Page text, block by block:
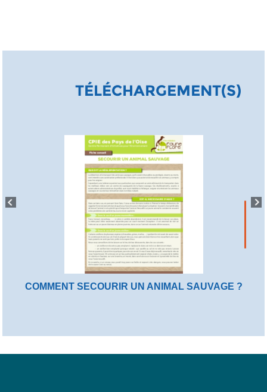
TÉLÉCHARGEMENT(S)
COMMENT SECOURIR UN ANIMAL SAUVAGE ?